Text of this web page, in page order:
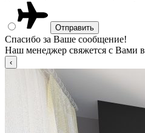
Спасибо за Ваше сообщение!
Наш менеджер свяжется с Вами